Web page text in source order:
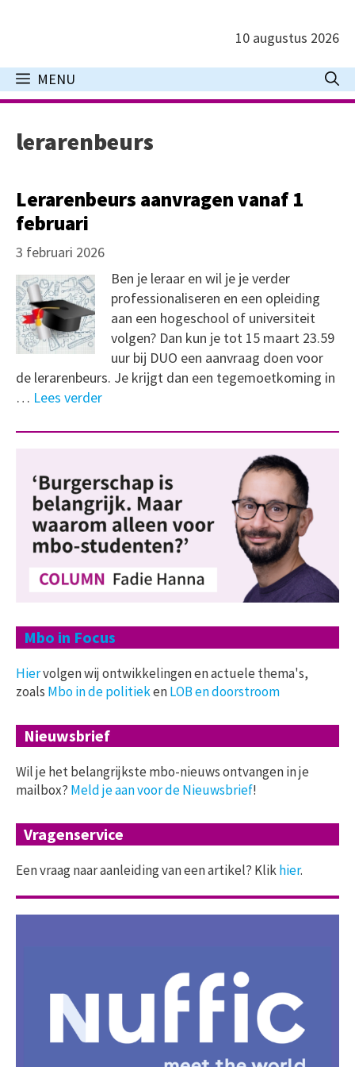
inhoud
10 augustus 2026
MENU
lerarenbeurs
Lerarenbeurs aanvragen vanaf 1
februari
3 februari 2026
Ben je leraar en wil je je verder
professionaliseren en een opleiding
aan een hogeschool of universiteit
volgen? Dan kun je tot 15 maart 23.59
uur bij DUO een aanvraag doen voor
de lerarenbeurs. Je krijgt dan een tegemoetkoming in
… Lees verder
Mbo in Focus
Hiervolgen wij ontwikkelingen en actuele thema's,
zoals Mbo in de politiekenLOB en doorstroom
Nieuwsbrief
Wil je het belangrijkste mbo-nieuws ontvangen in je
mailbox? Meld je aan voor de Nieuwsbrief!
Vragenservice
Een vraag naar aanleiding van een artikel? Klikhier.